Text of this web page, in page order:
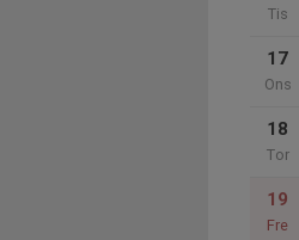
Tis
17
Ons
18
Tor
19
Fre